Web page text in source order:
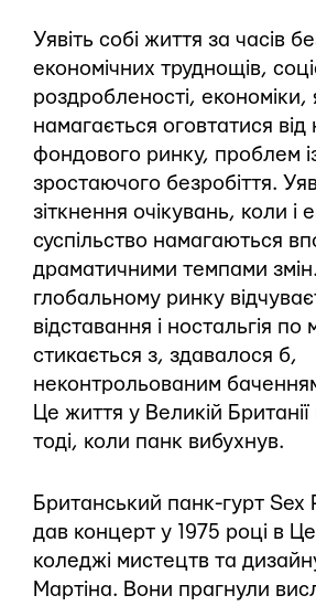
Уявіть собі життя за часів
економічних труднощів,
роздробленості, економіки,
намагається оговтатися від
фондового ринку, проблем
зростаючого безробіття.
зіткнення очікувань, коли і
суспільство намагаються
драматичними темпами
глобальному ринку
відставання і ностальгія
стикається з, здавалося б,
неконтрольованим
Це життя у Великій Британії
тоді, коли панк вибухнув.
Британський панк-гурт
дав концерт у 1975 році в
коледжі мистецтв та
Мартіна. Вони прагнули